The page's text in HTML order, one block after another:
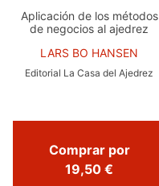
Aplicación de los métodos
de negocios al ajedrez
LARS BO HANSEN
Editorial La Casa del Ajedrez
Comprar por
19,50 €